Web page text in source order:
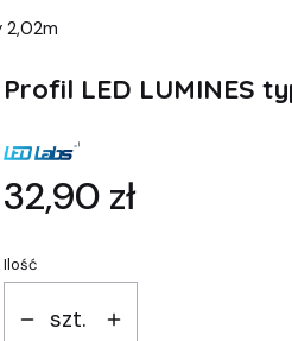
2,02m
Profil LED LUMINES
Cena
32,90 zł
Ilość
szt.